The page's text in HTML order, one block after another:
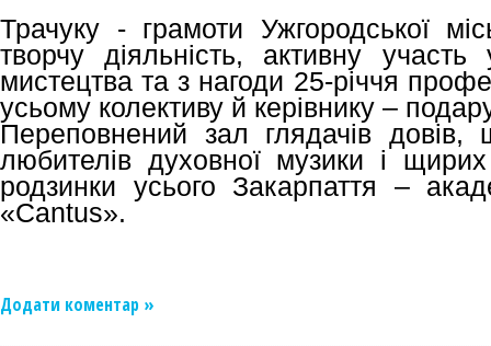
Трачуку - грамоти Ужгородської
творчу діяльність, активну участь
мистецтва та з нагоди 25-річчя
усьому колективу й керівнику –
Переповнений зал глядачів
любителів духовної музики і
родзинки усього Закарпаття –
«Cantus».
Додати коментар »